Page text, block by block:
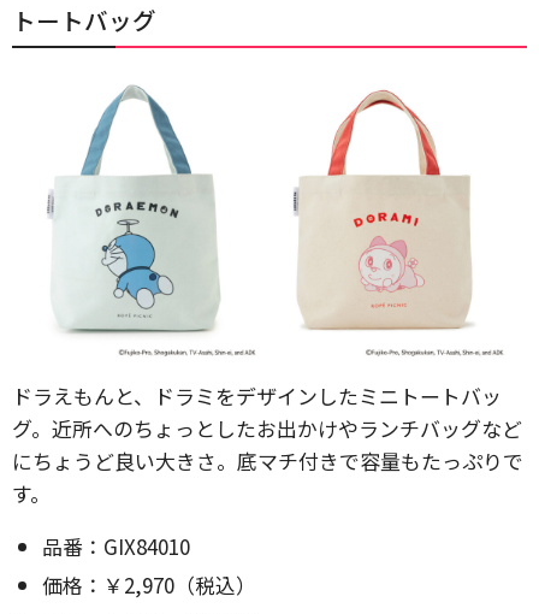
トートバッグ
ドラえもんと、ドラミをデザインしたミニトートバッ
グ。近所へのちょっとしたお出かけやランチバッグなど
にちょうど良い大きさ。底マチ付きで容量もたっぷりで
す。
品番：GIX84010
価格：￥2,970（税込）